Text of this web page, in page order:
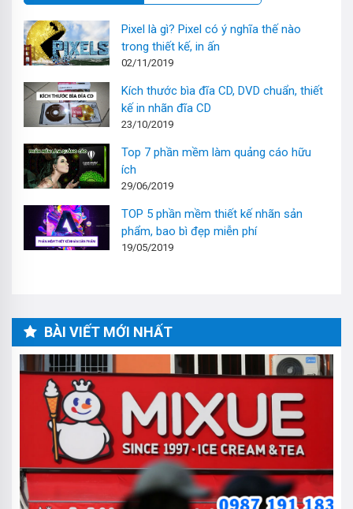
Pixel là gì? Pixel có ý nghĩa thế nào
trong thiết kế, in ấn
02/11/2019
Kích thước bìa đĩa CD, DVD chuẩn, thiết
kế in nhãn đĩa CD
23/10/2019
Top 7 phần mềm làm quảng cáo hữu
ích
29/06/2019
TOP 5 phần mềm thiết kế nhãn sản
phẩm, bao bì đẹp miễn phí
19/05/2019
BÀI VIẾT MỚI NHẤT